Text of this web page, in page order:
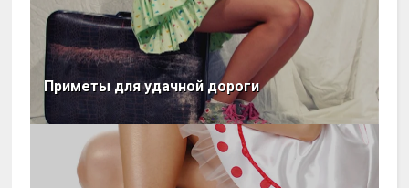
Приметы для удачной дороги